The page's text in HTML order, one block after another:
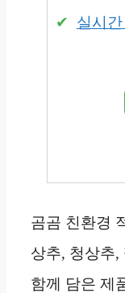
실시
곰곰 친환경
상추, 청상추,
함께 담은 제